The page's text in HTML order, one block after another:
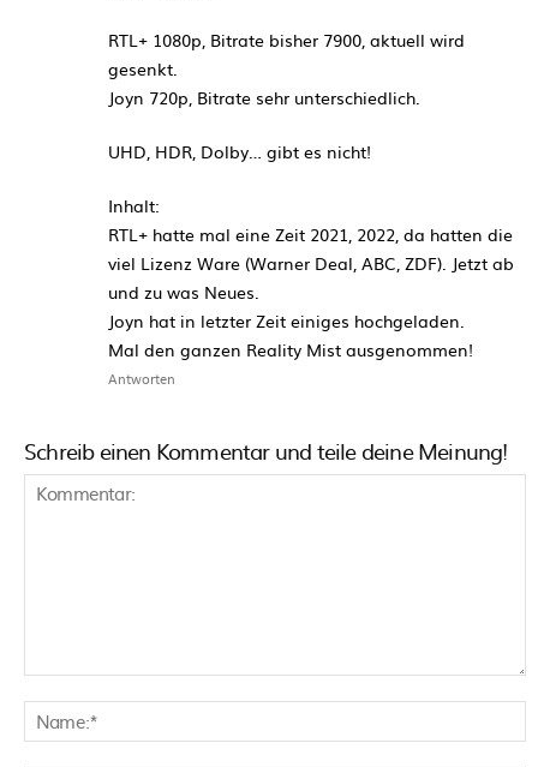
RTL+ 1080p, Bitrate bisher 7900, aktuell wird
gesenkt.
Joyn 720p, Bitrate sehr unterschiedlich.
UHD, HDR, Dolby… gibt es nicht!
Inhalt:
RTL+ hatte mal eine Zeit 2021, 2022, da hatten die
viel Lizenz Ware (Warner Deal, ABC, ZDF). Jetzt ab
und zu was Neues.
Joyn hat in letzter Zeit einiges hochgeladen.
Mal den ganzen Reality Mist ausgenommen!
Antworten
Schreib einen Kommentar und teile deine Meinung!